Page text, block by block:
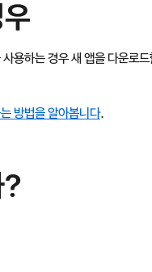
하는 경우 새 앱을 다운로드
방법을 알아봅니다.